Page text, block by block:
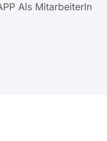
Als MitarbeiterIn